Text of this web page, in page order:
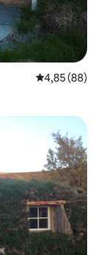
Średnia
4,85 (88)